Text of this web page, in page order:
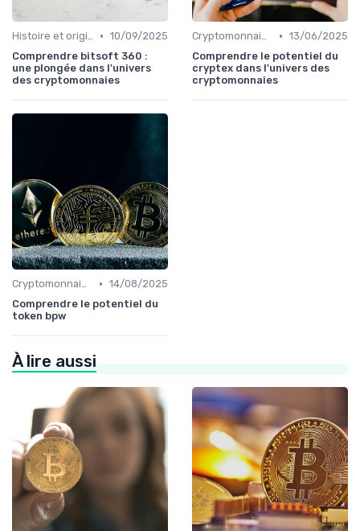
Histoire et origines des cryptomonnaies • 10/09/2025
Comprendre bitsoft 360 :
une plongée dans l'univers
des cryptomonnaies
Cryptomonnaies populaires • 13/06/2025
Comprendre le potentiel du
cryptex dans l'univers des
cryptomonnaies
Cryptomonnaies populaires • 14/08/2025
Comprendre le potentiel du
token bpw
À lire aussi